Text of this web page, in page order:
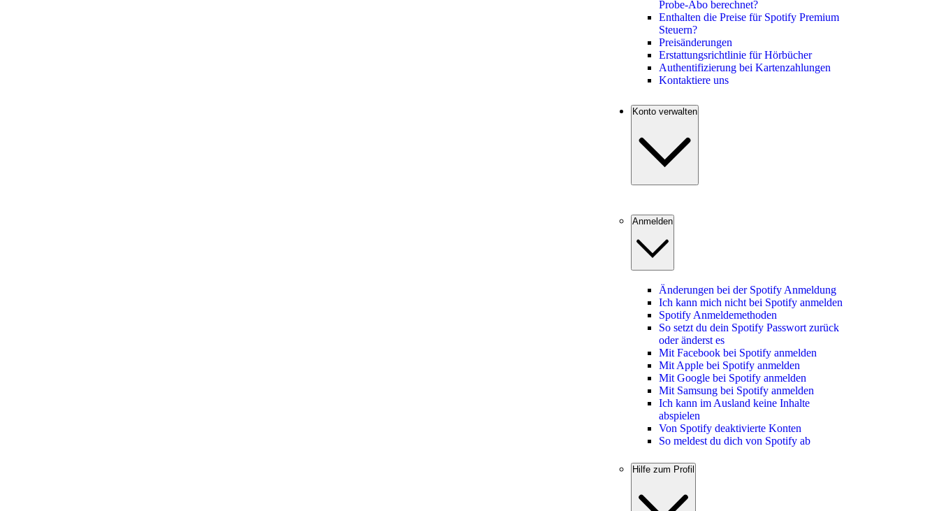
Probe-Abo berechnet?
Enthalten die Preise für Spotify Premium
Steuern?
Preisänderungen
Erstattungsrichtlinie für Hörbücher
Authentifizierung bei Kartenzahlungen
Kontaktiere uns
Konto verwalten
Anmelden
Änderungen bei der Spotify Anmeldung
Ich kann mich nicht bei Spotify anmelden
Spotify Anmeldemethoden
So setzt du dein Spotify Passwort zurück
oder änderst es
Mit Facebook bei Spotify anmelden
Mit Apple bei Spotify anmelden
Mit Google bei Spotify anmelden
Mit Samsung bei Spotify anmelden
Ich kann im Ausland keine Inhalte
abspielen
Von Spotify deaktivierte Konten
So meldest du dich von Spotify ab
Hilfe zum Profil